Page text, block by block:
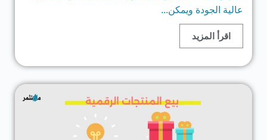
عالية الجودة ويمكن...
اقرأ المزيد